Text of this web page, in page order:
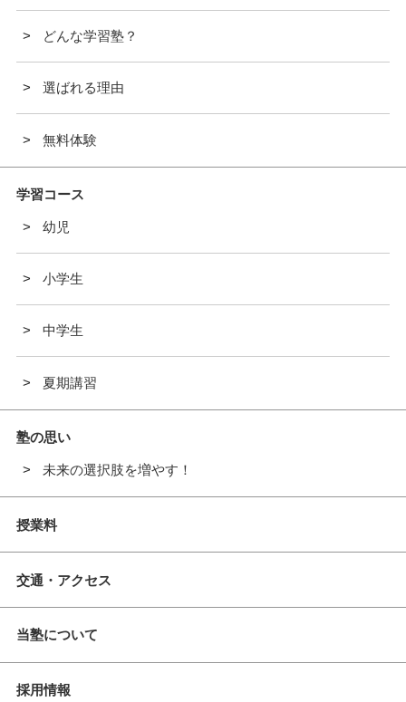
どんな学習塾？
選ばれる理由
無料体験
学習コース
幼児
小学生
中学生
夏期講習
塾の思い
未来の選択肢を増やす！
授業料
交通・アクセス
当塾について
採用情報